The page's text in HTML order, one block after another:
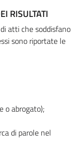
RISULTATI
atti che soddisfano
sono riportate le
o abrogato);
di parole nel